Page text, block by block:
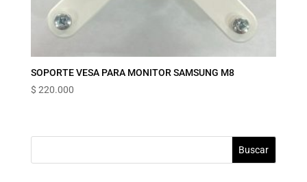
SOPORTE VESA PARA MONITOR SAMSUNG M8
$ 220.000
Buscar